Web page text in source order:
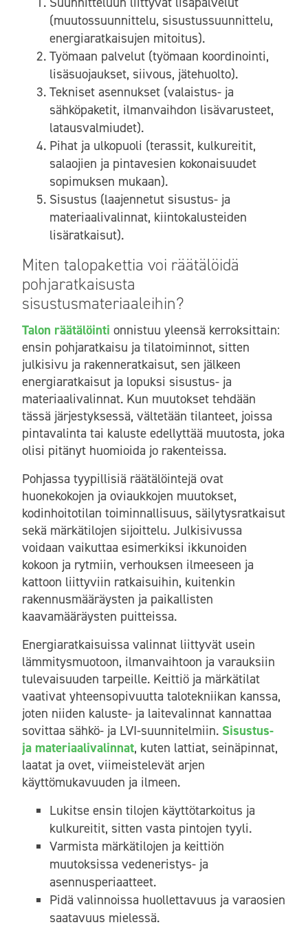
(muutossuunnittelu, sisustussuunnittelu,
energiaratkaisujen mitoitus).
Työmaan palvelut (työmaan koordinointi,
lisäsuojaukset, siivous, jätehuolto).
Tekniset asennukset (valaistus- ja
sähköpaketit, ilmanvaihdon lisävarusteet,
latausvalmiudet).
Pihat ja ulkopuoli (terassit, kulkureitit,
salaojien ja pintavesien kokonaisuudet
sopimuksen mukaan).
Sisustus (laajennetut sisustus- ja
materiaalivalinnat, kiintokalusteiden
lisäratkaisut).
Miten talopakettia voi räätälöidä
pohjaratkaisusta
sisustusmateriaaleihin?
Talon räätälöinti onnistuu yleensä kerroksittain:
ensin pohjaratkaisu ja tilatoiminnot, sitten
julkisivu ja rakenneratkaisut, sen jälkeen
energiaratkaisut ja lopuksi sisustus- ja
materiaalivalinnat. Kun muutokset tehdään
tässä järjestyksessä, vältetään tilanteet, joissa
pintavalinta tai kaluste edellyttää muutosta, joka
olisi pitänyt huomioida jo rakenteissa.
Pohjassa tyypillisiä räätälöintejä ovat
huonekokojen ja oviaukkojen muutokset,
kodinhoitotilan toiminnallisuus, säilytysratkaisut
sekä märkätilojen sijoittelu. Julkisivussa
voidaan vaikuttaa esimerkiksi ikkunoiden
kokoon ja rytmiin, verhouksen ilmeeseen ja
kattoon liittyviin ratkaisuihin, kuitenkin
rakennusmääräysten ja paikallisten
kaavamääräysten puitteissa.
Energiaratkaisuissa valinnat liittyvät usein
lämmitysmuotoon, ilmanvaihtoon ja varauksiin
tulevaisuuden tarpeille. Keittiö ja märkätilat
vaativat yhteensopivuutta talotekniikan kanssa,
joten niiden kaluste- ja laitevalinnat kannattaa
sovittaa sähkö- ja LVI-suunnitelmiin. Sisustus-
ja materiaalivalinnat, kuten lattiat, seinäpinnat,
laatat ja ovet, viimeistelevät arjen
käyttömukavuuden ja ilmeen.
Lukitse ensin tilojen käyttötarkoitus ja
kulkureitit, sitten vasta pintojen tyyli.
Varmista märkätilojen ja keittiön
muutoksissa vedeneristys- ja
asennusperiaatteet.
Pidä valinnoissa huollettavuus ja varaosien
saatavuus mielessä.